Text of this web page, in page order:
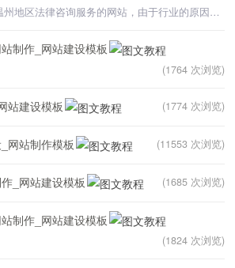
温州律师网是一家专注温州地区法律咨询服务的网站，由于行业的原因，整个网站采用比较传统的结构布局。使整
制作_网站建设模板
(1764 次浏览)
站建设模板 (1774 次浏览)
网站制作模板 (11553 次浏览)
_网站建设模板 (1685 次浏览)
制作_网站建设模板
(1824 次浏览)